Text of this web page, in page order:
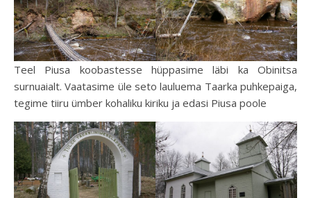
Teel Piusa koobastesse hüppasime läbi ka Obinitsa
surnuaialt. Vaatasime üle seto lauluema Taarka puhkepaiga,
tegime tiiru ümber kohaliku kiriku ja edasi Piusa poole